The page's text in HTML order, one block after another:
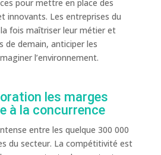
pour mettre en place des
innovants. Les entreprises du
fois maîtriser leur métier et
de demain, anticiper les
l’environnement.
les marges
à la concurrence
entre les quelque 300 000
du secteur. La compétitivité est